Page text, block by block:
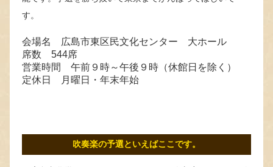
す。
会場名 広島市東区民文化センター 大ホール
席数 544席
営業時間 午前９時～午後９時（休館日を除く）
定休日 月曜日・年末年始
吹奏楽の予選といえばここです。